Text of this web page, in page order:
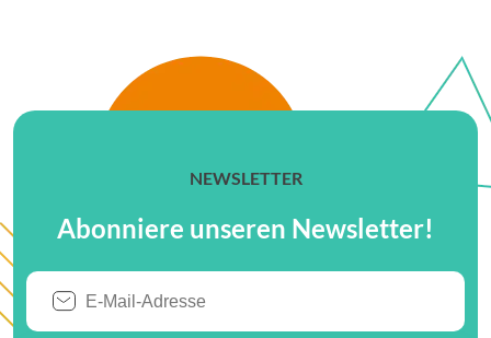
NEWSLETTER
Abonniere unseren Newsletter!